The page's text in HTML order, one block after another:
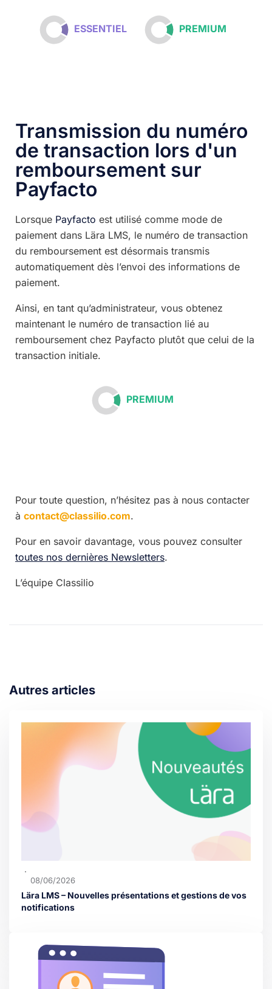
ESSENTIEL PREMIUM
Transmission du numéro
de transaction lors d'un
remboursement sur
Payfacto
Lorsque Payfacto est utilisé comme mode de
paiement dans Lära LMS, le numéro de transaction
du remboursement est désormais transmis
automatiquement dès l’envoi des informations de
paiement.
Ainsi, en tant qu’administrateur, vous obtenez
maintenant le numéro de transaction lié au
remboursement chez Payfacto plutôt que celui de la
transaction initiale.
PREMIUM
Pour toute question, n’hésitez pas à nous contacter
à contact@classilio.com.
Pour en savoir davantage, vous pouvez consulter
toutes nos dernières Newsletters.
L’équipe Classilio
Autres articles
08/06/2026
Lära LMS – Nouvelles présentations et gestions de vos
notifications